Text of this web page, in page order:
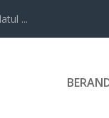
...